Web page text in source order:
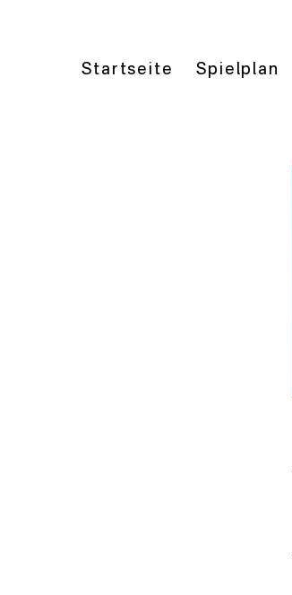
Startseite Spielplan